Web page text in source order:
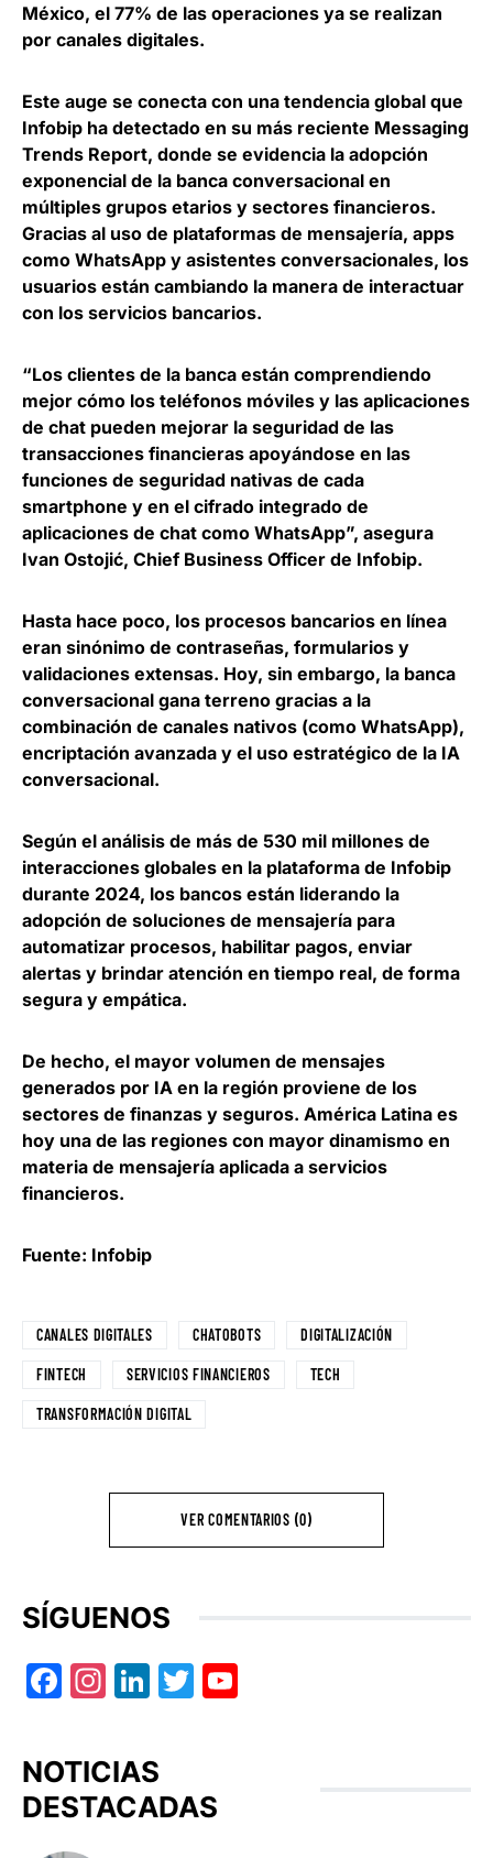
México, el 77% de las operaciones ya se realizan
por canales digitales.
Este auge se conecta con una tendencia global que
Infobip ha detectado en su más reciente Messaging
Trends Report, donde se evidencia la adopción
exponencial de la banca conversacional en
múltiples grupos etarios y sectores financieros.
Gracias al uso de plataformas de mensajería, apps
como WhatsApp y asistentes conversacionales, los
usuarios están cambiando la manera de interactuar
con los servicios bancarios.
“Los clientes de la banca están comprendiendo
mejor cómo los teléfonos móviles y las aplicaciones
de chat pueden mejorar la seguridad de las
transacciones financieras apoyándose en las
funciones de seguridad nativas de cada
smartphone y en el cifrado integrado de
aplicaciones de chat como WhatsApp”, asegura
Ivan Ostojić, Chief Business Officer de Infobip.
Hasta hace poco, los procesos bancarios en línea
eran sinónimo de contraseñas, formularios y
validaciones extensas. Hoy, sin embargo, la banca
conversacional gana terreno gracias a la
combinación de canales nativos (como WhatsApp),
encriptación avanzada y el uso estratégico de la IA
conversacional.
Según el análisis de más de 530 mil millones de
interacciones globales en la plataforma de Infobip
durante 2024, los bancos están liderando la
adopción de soluciones de mensajería para
automatizar procesos, habilitar pagos, enviar
alertas y brindar atención en tiempo real, de forma
segura y empática.
De hecho, el mayor volumen de mensajes
generados por IA en la región proviene de los
sectores de finanzas y seguros. América Latina es
hoy una de las regiones con mayor dinamismo en
materia de mensajería aplicada a servicios
financieros.
Fuente: Infobip
CANALES DIGITALES CHATOBOTS DIGITALIZACIÓN
FINTECH SERVICIOS FINANCIEROS TECH
TRANSFORMACIÓN DIGITAL
VER COMENTARIOS (0)
SÍGUENOS
Facebook
Instagram
LinkedIn
Twitter
NOTICIAS
DESTACADAS